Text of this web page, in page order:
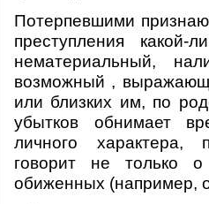
Потерпевшими
преступления
нематериальный,
возможный ,
или близких им, по
убытков обнимает
личного характера,
говорит не только
обиженных (например,